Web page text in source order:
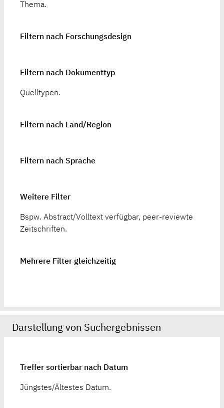
Thema.
Filtern nach Forschungsdesign
Filtern nach Dokumenttyp
Quelltypen.
Filtern nach Land/Region
Filtern nach Sprache
Weitere Filter
Bspw. Abstract/Volltext verfügbar, peer-reviewte
Zeitschriften.
Mehrere Filter gleichzeitig
Darstellung von Suchergebnissen
Treffer sortierbar nach Datum
Jüngstes/Ältestes Datum.